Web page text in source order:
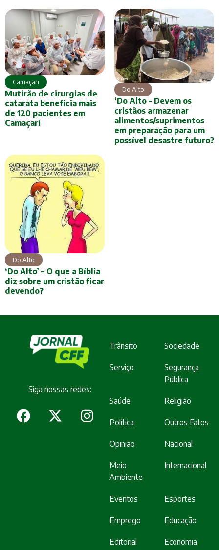
Camaçari
Mutirão de cirurgias de
catarata beneficia mais
de 120 pacientes em
Camaçari
Do Alto
‘Do Alto – Devem os
cristãos armazenar
alimentos/suprimentos
em preparação para um
possível desastre futuro?
Do Alto
‘Do Alto’ – O que a Bíblia
diz sobre um cristão ficar
devendo?
Siga nossas redes:
Trânsito Sociedade
Serviço
Segurança
Pública
Saúde Religião
Política Outros Fatos
Opinião Nacional
Meio
Ambiente
Internacional
Eventos Esportes
Emprego Educação
Editorial Economia